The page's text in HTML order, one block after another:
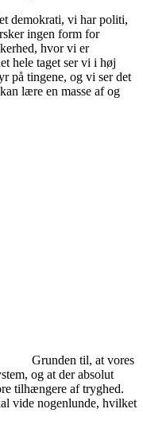
demokrati, vi har politi,
ingen form for
hvor vi er
hele taget ser vi i høj
på tingene, og vi ser det
lære en masse af og
Grunden til, at vores
og at der absolut
tilhængere af tryghed.
vide nogenlunde, hvilket